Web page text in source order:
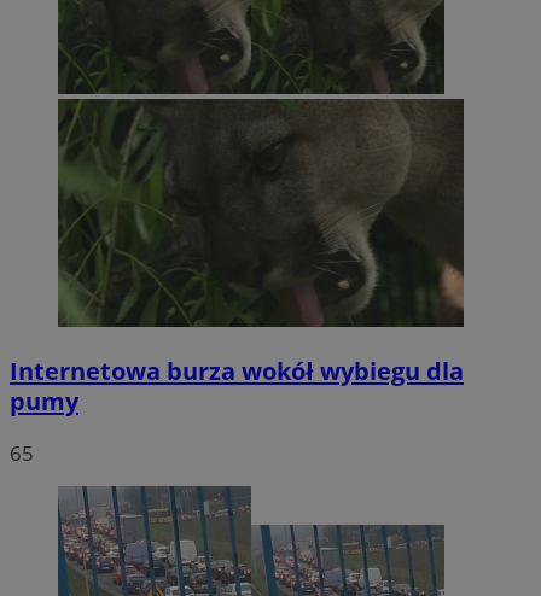
Internetowa burza wokół wybiegu dla
pumy
65